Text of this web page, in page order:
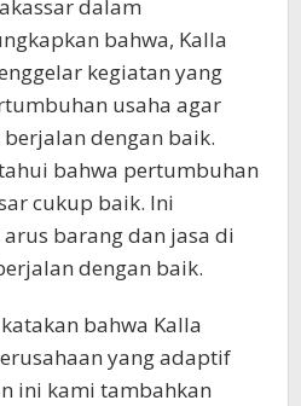
dalam
bahwa, Kalla
kegiatan yang
usaha agar
dengan baik.
bahwa pertumbuhan
cukup baik. Ini
barang dan jasa di
dengan baik.
bahwa Kalla
yang adaptif
ini kami tambahkan